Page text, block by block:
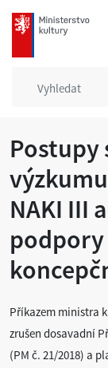
mkcr.cz
Postupy
NAKI III
Příkazem ministra
zrušen dosavadní
(PM č. 21/2018) a